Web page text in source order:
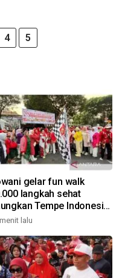
4 5
gelar fun walk
langkah sehat
Tempe Indonesia
to UNESCO
lalu